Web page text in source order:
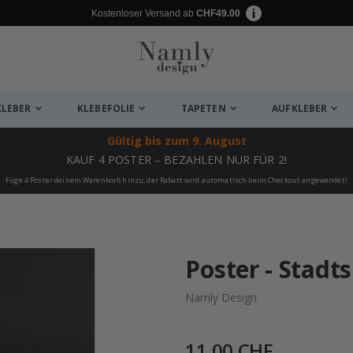
Kostenloser Versand ab CHF49.00
KLEBEFOLIE TAPETEN AUFKLEBER
Gültig bis zum 9. August
KAUF 4 POSTER – BEZAHLEN NUR FÜR 2!
Füge 4 Poster deinem Warenkorb hinzu, der Rabatt wird automatisch beim Checkout angewendet!
Poster -
Namly Design